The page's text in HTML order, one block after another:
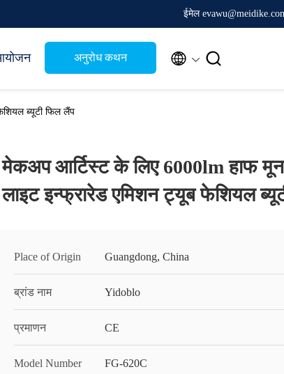
ईमेल
अनुरोध कथन  
ब्यूटी फिल लैंप
मेकअप आर्टिस्ट के लिए 6000lm हाफ
लाइट इन्फ्रारेड एमिशन ट्यूब फेशियल
Place of Origin Guangdong, China
ब्रांड नाम Yidoblo
प्रमाणन CE
Model Number FG-620C